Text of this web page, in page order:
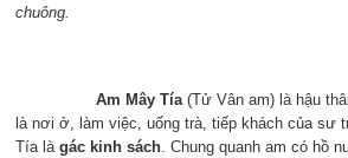
chuông.
Am Mây Tía(Tử Vân am) là hậu
là nơi ở, làm việc, uống trà, tiếp khách của sư
Tía là gác kinh sách. Chung quanh am có hồ